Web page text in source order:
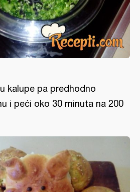
kalupe pa predhodno
i peći oko 30 minuta na 200